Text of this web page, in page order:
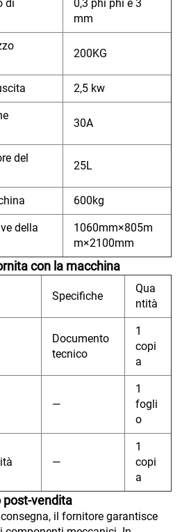
di
0,3 phi phi è 3
mm
200KG
2,5 kw
30A
del
25L
600kg
della
1060mm×805m
m×2100mm
con la macchina
Specifiche
Qua
ntità
Documento
tecnico
1
copi
a
—
1
fogli
o
—
1
copi
a
post-vendita
il fornitore garantisce